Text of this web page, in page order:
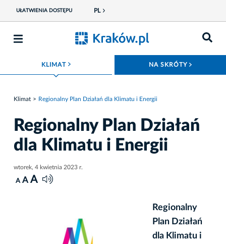
UŁATWIENIA DOSTĘPU PL
KLIMAT ROZWIŃ MENU NA SKRÓTY
Klimat Regionalny Plan Działań dla Klimatu i Energii
Regionalny Plan Działań
dla Klimatu i Energii
wtorek, 4 kwietnia 2023 r.
A A A
Regionalny
Plan Działań
dla Klimatu i